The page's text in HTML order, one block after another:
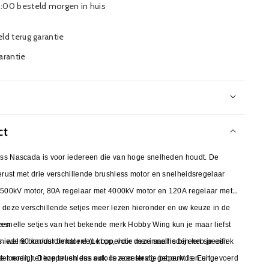
besteld morgen in huis
terug garantie
uw keuze in de
snelle setjes van het bekende merk
voor deze snelheden heb je een
+ LiPo lader nodig).Deze brushless auto is zeer stevig gebouwd en uitgevoerd
dus ook de acceleratie beperkt is. Een